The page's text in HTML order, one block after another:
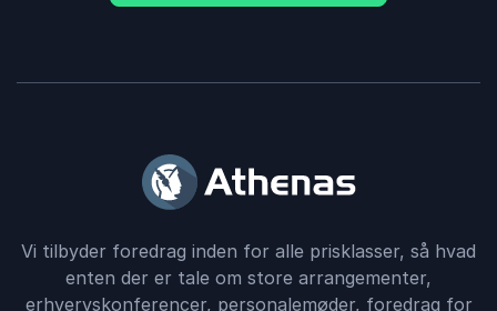
Vi tilbyder foredrag inden for alle prisklasser, så hvad
enten der er tale om store arrangementer,
erhvervskonferencer, personalemøder, foredrag for